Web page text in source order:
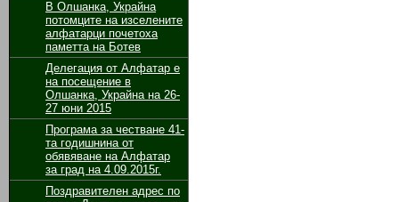
В Олшанка, Украйна
потомците на изселените
алфатарци почетоха
паметта на Ботев
Делегация от Алфатар е
на посещение в
Олшанка, Украйна на 26-
27 юни 2015
Програма за честване 41-
та годишнина от
обявяване на Алфатар
за град на 4.09.2015г.
Поздравителен адрес по